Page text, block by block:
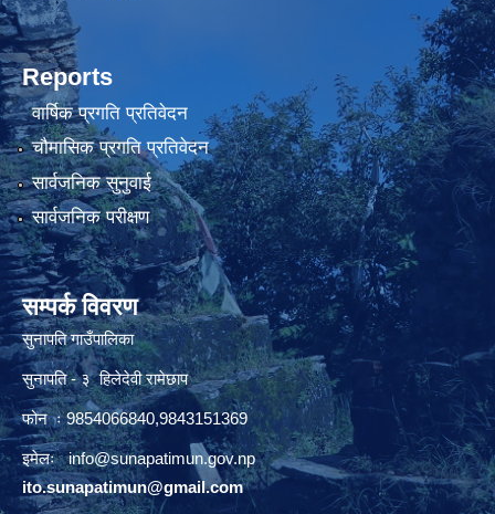
Reports
वार्षिक प्रगति प्रतिवेदन
चौमासिक प्रगति प्रतिवेदन
सार्वजनिक सुनुवाई
सार्वजनिक परीक्षण
सम्पर्क विवरण
सुनापति गाउँपालिका
सुनापति - ३ हिलेदेवी रामेछाप
फोन ः 9854066840,9843151369
इमेलः info@sunapatimun.gov.np
ito.sunapatimun@gmail.com